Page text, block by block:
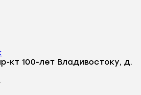
кт 100-лет Владивостоку, д.